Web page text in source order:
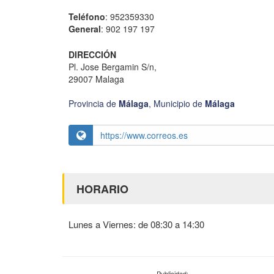
Teléfono: 952359330
General: 902 197 197
DIRECCIÓN
Pl. Jose Bergamin S/n,
29007 Malaga
Provincia de Málaga, Municipio de Málaga
https://www.correos.es
HORARIO
Lunes a Viernes: de 08:30 a 14:30